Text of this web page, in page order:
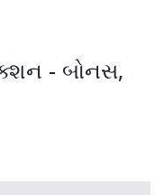
- બોનસ,